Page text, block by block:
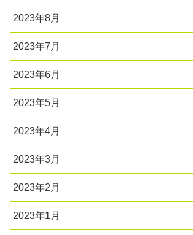
2023年8月
2023年7月
2023年6月
2023年5月
2023年4月
2023年3月
2023年2月
2023年1月